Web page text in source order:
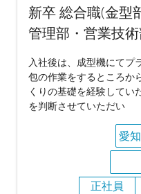
新卒 総合職(金型
管理部・営業技
入社後は、成型機にてプ
包の作業をするところか
くりの基礎を経験してい
を判断させていただい
愛
正社員